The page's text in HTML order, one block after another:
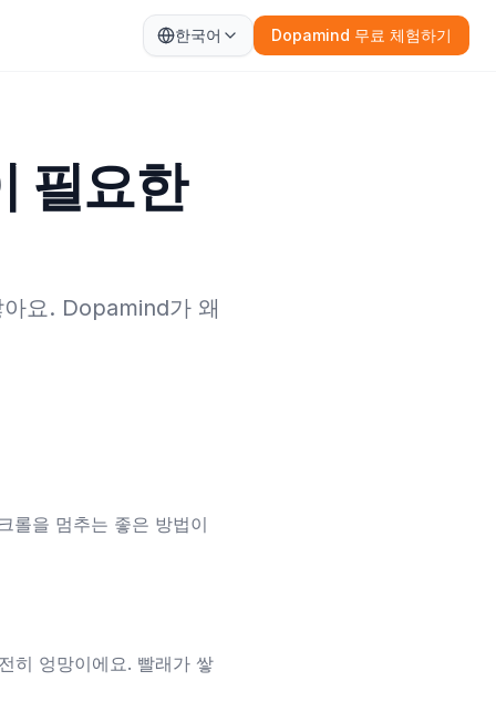
한국어 Dopamind 무료 체험하기
필요한
요. Dopamind가 왜
롤을 멈추는 좋은 방법이
히 엉망이에요. 빨래가 쌓